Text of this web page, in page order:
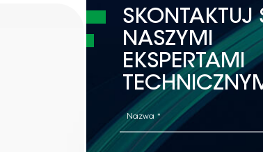
SKONTAKTUJ
NASZYMI
EKSPERTAMI